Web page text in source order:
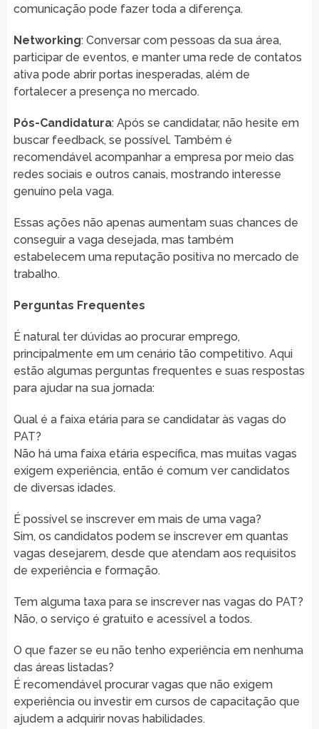
comunicação pode fazer toda a diferença.
Networking: Conversar com pessoas da sua área,
participar de eventos, e manter uma rede de contatos
ativa pode abrir portas inesperadas, além de
fortalecer a presença no mercado.
Pós-Candidatura: Após se candidatar, não hesite em
buscar feedback, se possível. Também é
recomendável acompanhar a empresa por meio das
redes sociais e outros canais, mostrando interesse
genuíno pela vaga.
Essas ações não apenas aumentam suas chances de
conseguir a vaga desejada, mas também
estabelecem uma reputação positiva no mercado de
trabalho.
Perguntas Frequentes
É natural ter dúvidas ao procurar emprego,
principalmente em um cenário tão competitivo. Aqui
estão algumas perguntas frequentes e suas respostas
para ajudar na sua jornada:
Qual é a faixa etária para se candidatar às vagas do
PAT?
Não há uma faixa etária específica, mas muitas vagas
exigem experiência, então é comum ver candidatos
de diversas idades.
É possível se inscrever em mais de uma vaga?
Sim, os candidatos podem se inscrever em quantas
vagas desejarem, desde que atendam aos requisitos
de experiência e formação.
Tem alguma taxa para se inscrever nas vagas do PAT?
Não, o serviço é gratuito e acessível a todos.
O que fazer se eu não tenho experiência em nenhuma
das áreas listadas?
É recomendável procurar vagas que não exigem
experiência ou investir em cursos de capacitação que
ajudem a adquirir novas habilidades.